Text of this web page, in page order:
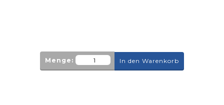
Menge: In den Warenkorb